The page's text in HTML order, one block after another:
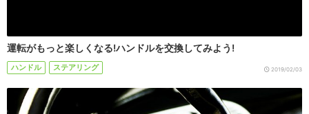
運転がもっと楽しくなる!ハンドルを交換してみよう!
ハンドル ステアリング 2019/02/03